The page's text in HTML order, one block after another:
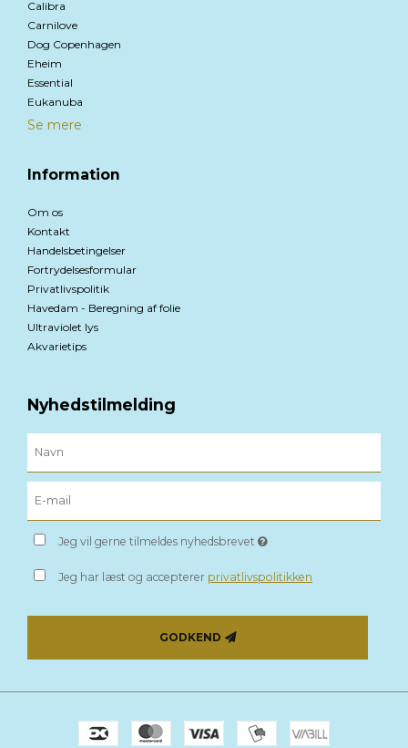
Calibra
Carnilove
Dog Copenhagen
Eheim
Essential
Eukanuba
Se mere
Information
Om os
Kontakt
Handelsbetingelser
Fortrydelsesformular
Privatlivspolitik
Havedam - Beregning af folie
Ultraviolet lys
Akvarietips
Nyhedstilmelding
Jeg vil gerne tilmeldes nyhedsbrevet
Jeg har læst og accepterer privatlivspolitikken
GODKEND